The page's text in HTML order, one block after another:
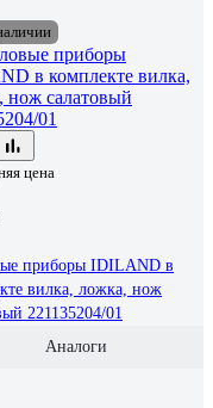
цена
приборы IDILAND в
вилка, ложка, нож
221135204/01
Аналоги